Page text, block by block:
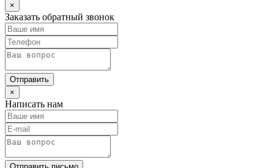
×
Заказать обратный звонок
Отправить
×
Написать нам